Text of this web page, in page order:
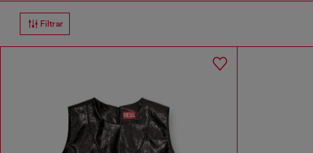
Filtrar